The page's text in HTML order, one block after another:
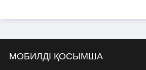
МОБИЛДІ ҚОСЫМША